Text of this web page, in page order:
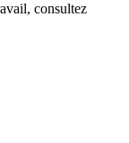
, consultez